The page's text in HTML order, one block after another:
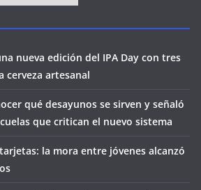
nueva edición del IPA Day con tres
cerveza artesanal
qué desayunos se sirven y señaló
que critican el nuevo sistema
la mora entre jóvenes alcanzó